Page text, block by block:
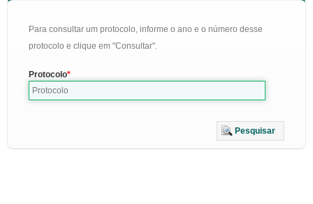
Para consultar um protocolo, informe o ano e o número desse
protocolo e clique em "Consultar".
Protocolo
Pesquisar